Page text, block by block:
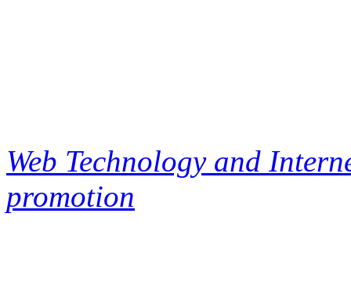
Web Technology and
promotion